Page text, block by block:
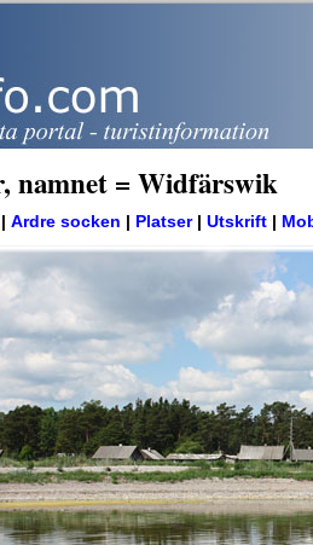
namnet = Widfärswik
Ardre socken Platser| Utskrift